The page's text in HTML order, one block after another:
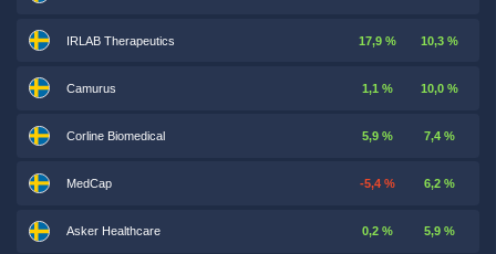
IRLAB Therapeutics 17,9 % 10,3 %
Camurus 1,1 % 10,0 %
Corline Biomedical 5,9 % 7,4 %
MedCap -5,4 % 6,2 %
Asker Healthcare 0,2 % 5,9 %